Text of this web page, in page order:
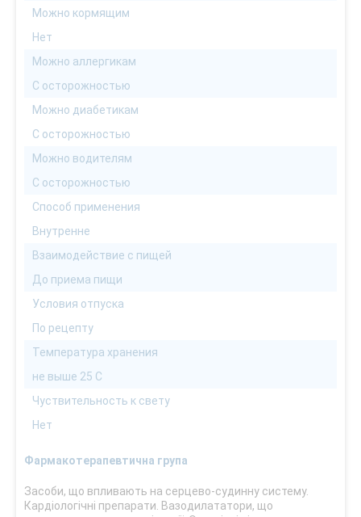
Можно кормящим
Нет
Можно аллергикам
С осторожностью
Можно диабетикам
С осторожностью
Можно водителям
С осторожностью
Способ применения
Внутренне
Взаимодействие с пищей
До приема пищи
Условия отпуска
По рецепту
Температура хранения
не выше 25 С
Чуствительность к свету
Нет
Фармакотерапевтична група
Засоби, що впливають на серцево-судинну систему.
Кардіологічні препарати. Вазодилататори, що